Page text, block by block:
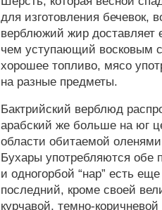
для изготовления бечевок,
верблюжий жир доставляет
чем уступающий восковым
хорошее топливо, мясо
на разные предметы.
Бактрийский верблюд
арабский же больше на юг
области обитаемой
Бухары употребляются обе
и одногорбой “нар” есть
последний, кроме своей
курчавой, темно-